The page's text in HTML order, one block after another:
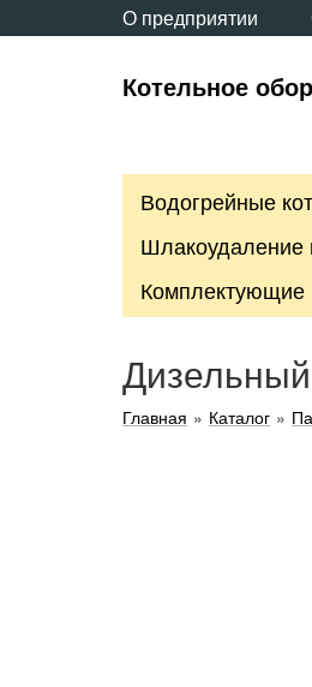
О предприятии
Котельное
Водогрейные
Шлакоудаление
Комплектующие
Дизельный
Главная » Каталог »